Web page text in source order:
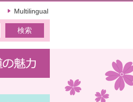
Multilingual